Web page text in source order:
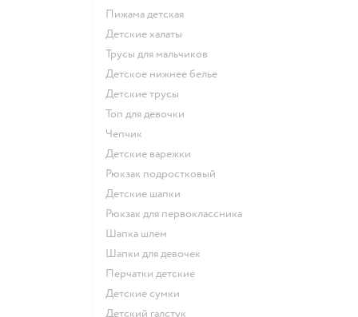
Пижама детская
Детские халаты
Трусы для мальчиков
Детское нижнее белье
Детские трусы
Топ для девочки
Чепчик
Детские варежки
Рюкзак подростковый
Детские шапки
Рюкзак для первоклассника
Шапка шлем
Шапки для девочек
Перчатки детские
Детские сумки
Детский галстук